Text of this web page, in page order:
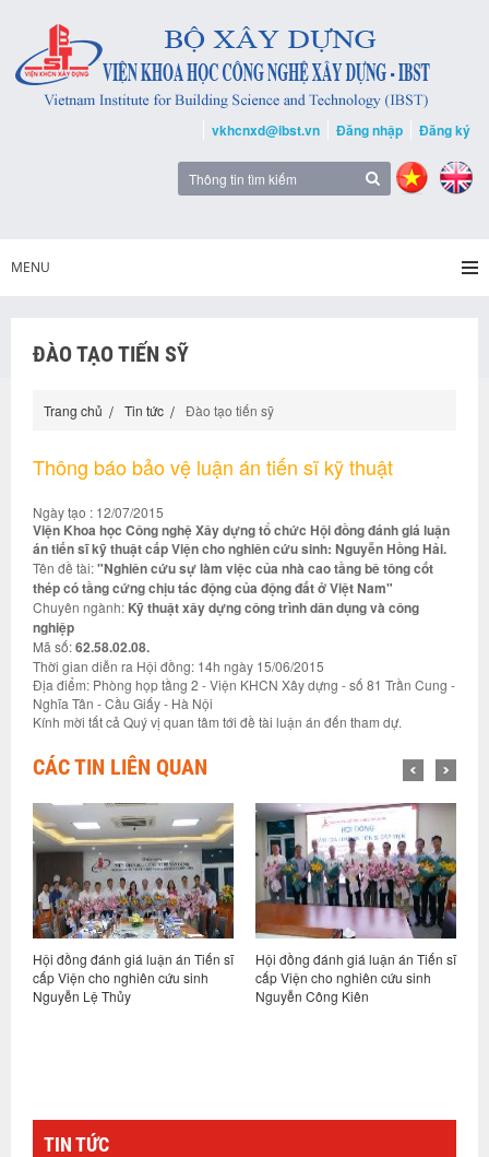
vkhcnxd@ibst.vn Đăng nhập Đăng ký
MENU
ĐÀO TẠO TIẾN SỸ
Trang chủ Tin tức Đào tạo tiến sỹ
Thông báo bảo vệ luận án tiến sĩ kỹ thuật
Ngày tạo : 12/07/2015
Viện Khoa học Công nghệ Xây dựng tổ chức Hội đồng đánh giá luận
án tiến sĩ kỹ thuật cấp Viện cho nghiên cứu sinh: Nguyễn Hồng Hải.
Tên đề tài:"Nghiên cứu sự làm việc của nhà cao tầng bê tông cốt
thép có tầng cứng chịu tác động của động đất ở Việt Nam"
Chuyên ngành: Kỹ thuật xây dựng công trình dân dụng và công
nghiệp
Mã số:62.58.02.08.
Thời gian diễn ra Hội đồng: 14h ngày 15/06/2015
Địa điểm: Phòng họp tầng 2 - Viện KHCN Xây dựng - số 81 Trần Cung -
Nghĩa Tân - Cầu Giấy - Hà Nội
Kính mời tất cả Quý vị quan tâm tới đề tài luận án đến tham dự.
CÁC TIN LIÊN QUAN
Hội đồng đánh giá luận án Tiến sĩ
cấp Viện cho nghiên cứu sinh
Nguyễn Lệ Thủy
Hội đồng đánh giá luận án Tiến sĩ
cấp Viện cho nghiên cứu sinh
Nguyễn Công Kiên
TIN TỨC